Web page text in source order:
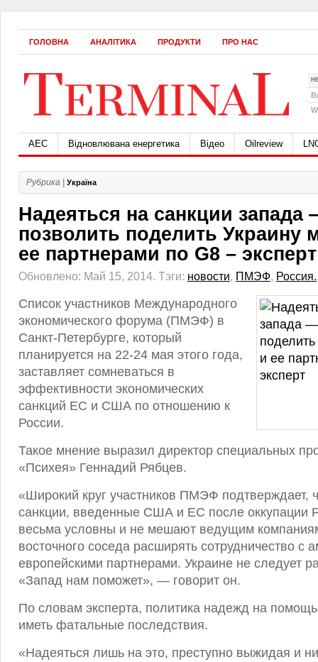
ГОЛОВНА АНАЛІТИКА ПРОДУКТИ ПРО НАС
АЕС Відновлювана енергетика Відео Oilreview
Рубрика | Україна
Надеяться на санкции запада
позволить поделить Украину
ее партнерами по G8 – эксперт
Обновлено: Май 15, 2014. Тэги: новости, ПМЭФ, Россия.
Список участников Международного
экономического форума (ПМЭФ) в
Санкт-Петербурге, который
планируется на 22-24 мая этого года,
заставляет сомневаться в
эффективности экономических
санкций ЕС и США по отношению к
России.
Такое мнение выразил директор специальных
«Психея» Геннадий Рябцев.
«Широкий круг участников ПМЭФ подтверждает,
санкции, введенные США и ЕС после оккупации
весьма условны и не мешают ведущим
восточного соседа расширять сотрудничество с
европейскими партнерами. Украине не следует
«Запад нам поможет», — говорит он.
По словам эксперта, политика надежд на
иметь фатальные последствия.
«Надеяться лишь на это, преступно выжидая и